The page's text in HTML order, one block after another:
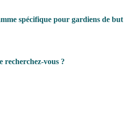
spécifique pour gardiens de but
recherchez-vous ?